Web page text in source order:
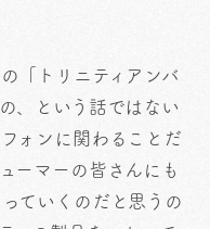
「トリニティアンバ
、という話ではない
ォンに関わることだ
ーマーの皆さんにも
ていくのだと思うの